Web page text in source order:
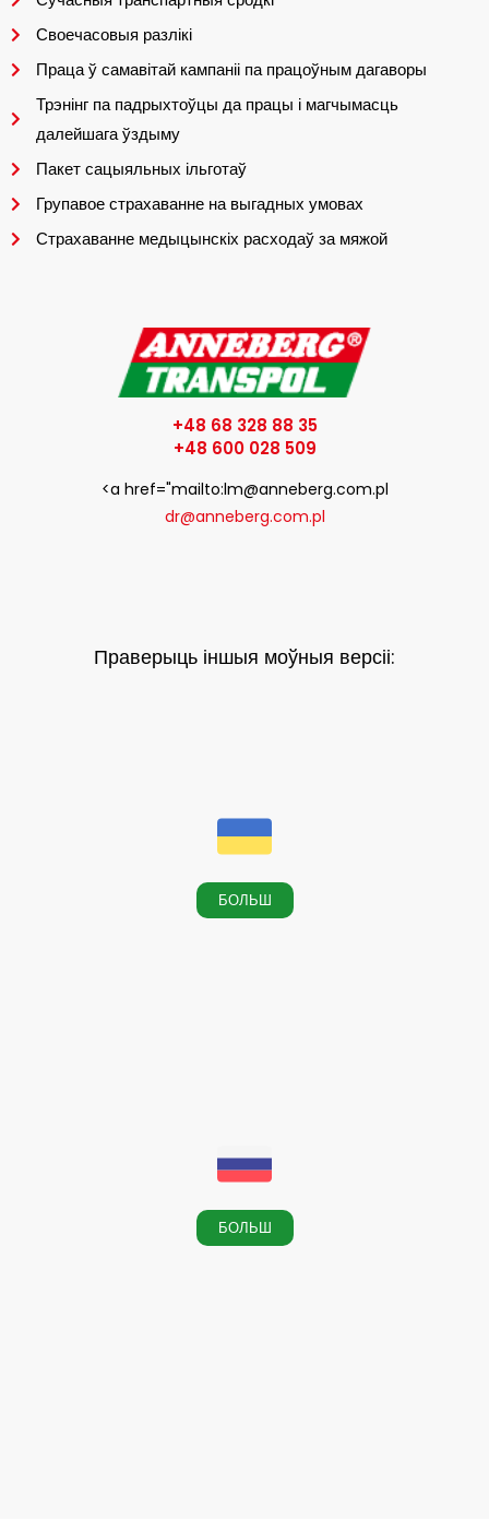
Своечасовыя разлікі
Праца ў самавітай кампаніі па працоўным дагаворы
Трэнінг па падрыхтоўцы да працы і магчымасць
далейшага ўздыму
Пакет сацыяльных ільготаў
Групавое страхаванне на выгадных умовах
Страхаванне медыцынскіх расходаў за мяжой
+48 68 328 88 35
+48 600 028 509
<a href="mailto:lm@anneberg.com.pl
dr@anneberg.com.pl
Праверыць іншыя моўныя версіі:
БОЛЬШ
БОЛЬШ